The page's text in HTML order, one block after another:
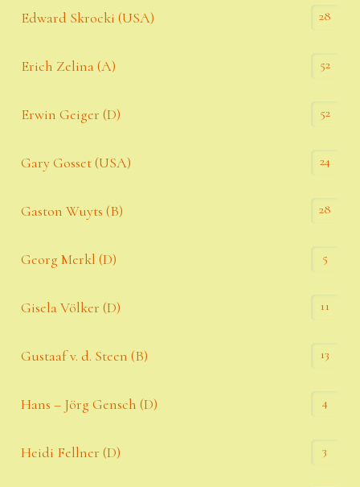
Edward Skrocki (USA) 28
Erich Zelina (A) 52
Erwin Geiger (D) 52
Gary Gosset (USA) 24
Gaston Wuyts (B) 28
Georg Merkl (D) 5
Gisela Völker (D) 11
Gustaaf v. d. Steen (B) 13
Hans – Jörg Gensch (D) 4
Heidi Fellner (D) 3